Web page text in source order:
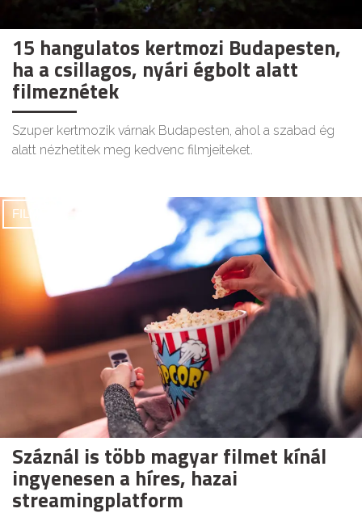
15 hangulatos kertmozi Budapesten,
ha a csillagos, nyári égbolt alatt
filmeznétek
Szuper kertmozik várnak Budapesten, ahol a szabad ég
alatt nézhetitek meg kedvenc filmjeiteket.
FILMEK
Száznál is több magyar filmet kínál
ingyenesen a híres, hazai
streamingplatform